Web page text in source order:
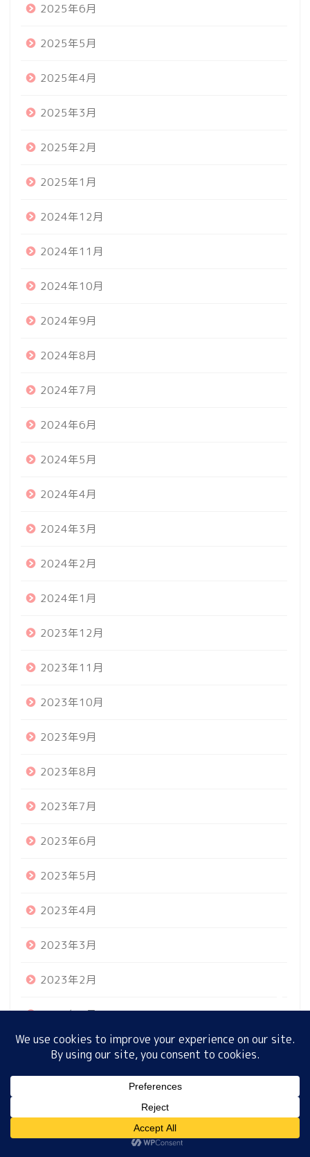
2025年6月
2025年5月
2025年4月
2025年3月
2025年2月
2025年1月
2024年12月
2024年11月
2024年10月
2024年9月
2024年8月
2024年7月
2024年6月
2024年5月
2024年4月
2024年3月
2024年2月
2024年1月
2023年12月
2023年11月
2023年10月
2023年9月
2023年8月
2023年7月
2023年6月
2023年5月
2023年4月
2023年3月
2023年2月
2023年1月
2022年12月
2022年10月
プロフィール サイトマップ